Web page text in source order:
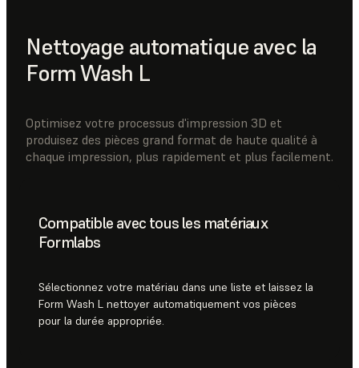
Nettoyage automatique avec la
Form Wash L
Optimisez votre processus d'impression 3D et
produisez des pièces grand format de haute qualité à
chaque impression, plus rapidement et plus facilement.
Compatible avec tous les matériaux
Formlabs
Sélectionnez votre matériau dans une liste et laissez la
Form Wash L nettoyer automatiquement vos pièces
pour la durée appropriée.